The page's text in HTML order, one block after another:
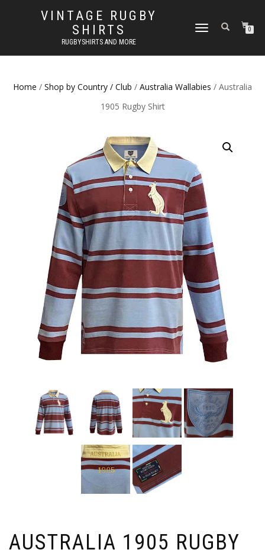
VINTAGE RUGBY
SHIRTS
RUGBYSHIRTS AND MORE
TOGGLE
0
Home / Shop by Country / Club / Australia Wallabies / Australia
1905 Rugby Shirt
AUSTRALIA 1905 RUGBY